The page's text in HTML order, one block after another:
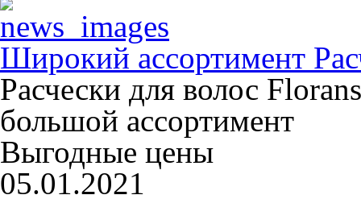
Широкий ассортимент
Расчески для волос Florans
большой ассортимент
Выгодные цены
05.01.2021